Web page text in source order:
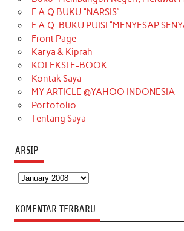
o
o
k
g
r
a
m
k
r
d
e
b
F.A.Q BUKU “NARSIS”
F.A.Q. BUKU PUISI “MENYESAP
Front Page
Karya & Kiprah
KOLEKSI E-BOOK
Kontak Saya
MY ARTICLE @YAHOO INDONESIA
Portofolio
Tentang Saya
ARSIP
Arsip
KOMENTAR TERBARU